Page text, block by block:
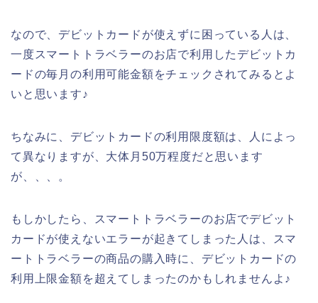
なので、デビットカードが使えずに困っている人は、
一度スマートトラベラーのお店で利用したデビットカ
ードの毎月の利用可能金額をチェックされてみるとよ
いと思います♪
ちなみに、デビットカードの利用限度額は、人によっ
て異なりますが、大体月50万程度だと思います
が、、、。
もしかしたら、スマートトラベラーのお店でデビット
カードが使えないエラーが起きてしまった人は、スマ
ートトラベラーの商品の購入時に、デビットカードの
利用上限金額を超えてしまったのかもしれませんよ♪